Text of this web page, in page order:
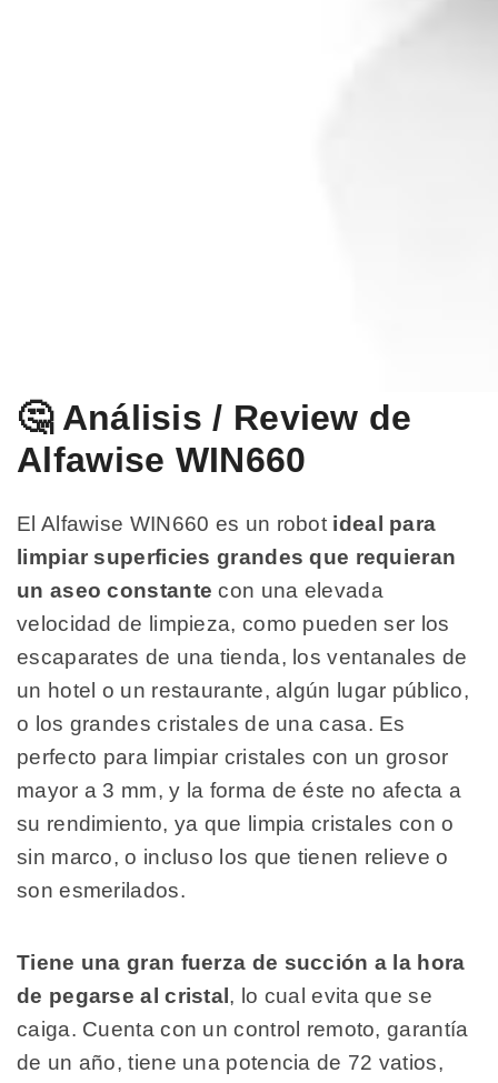
🤔 Análisis / Review de
Alfawise WIN660
El Alfawise WIN660 es un robot ideal para
limpiar superficies grandes que requieran
un aseo constante con una elevada
velocidad de limpieza, como pueden ser los
escaparates de una tienda, los ventanales de
un hotel o un restaurante, algún lugar público,
o los grandes cristales de una casa. Es
perfecto para limpiar cristales con un grosor
mayor a 3 mm, y la forma de éste no afecta a
su rendimiento, ya que limpia cristales con o
sin marco, o incluso los que tienen relieve o
son esmerilados.
Tiene una gran fuerza de succión a la hora
de pegarse al cristal , lo cual evita que se
caiga. Cuenta con un control remoto, garantía
de un año, tiene una potencia de 72 vatios,